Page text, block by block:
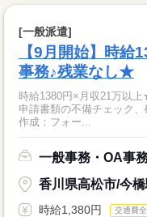
[一般派遣]
【9月開始】時
事務♪残業なし★
時給1380円×月収21万以
申請書類の不備チェック
作成：フォー...
一般事務・OA事
香川県高松市/今橋
時給1,380円 交通費